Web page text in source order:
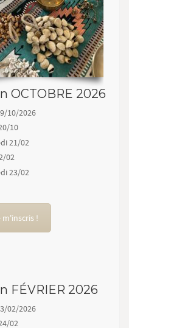
OCTOBRE 2026
10/2026
10
21/02
02
23/02
m'inscris !
FÉVRIER 2026
02/2026
02